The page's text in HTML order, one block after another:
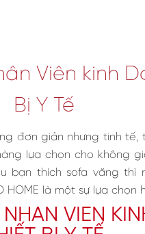
Viên kinh
Bị Y Tế
đơn giản nhưng tinh tế,
lựa chọn cho không
bạn thích sofa văng thì
HOME là một sự lựa chọn
VIÊN